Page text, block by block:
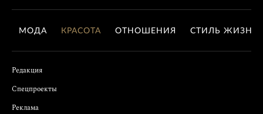
МОДА КРАСОТА ОТНОШЕНИЯ СТИЛЬ ЖИЗНИ
Редакция
Спецпроекты
Реклама